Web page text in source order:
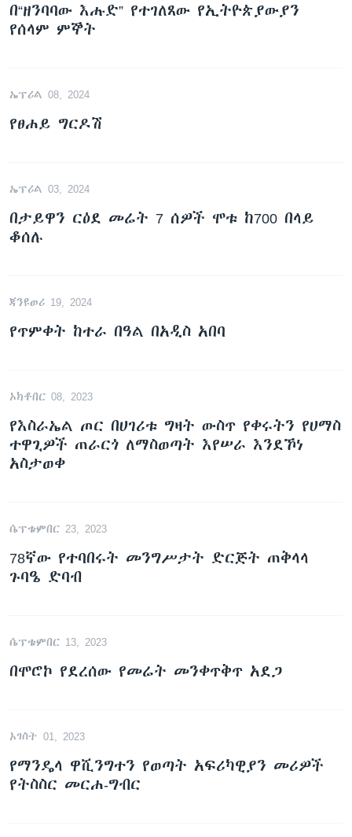
በ“ዘንባባው እሑድ” የተገለጸው የኢትዮጵያውያን
የሰላም ምኞት
ኤፕሪል 08, 2024
የፀሐይ ግርዶሽ
ኤፕሪል 03, 2024
በታይዋን ርዕደ መሬት 7 ሰዎች ሞቱ ከ700 በላይ
ቆሰሉ
ጃንዩወሪ 19, 2024
የጥምቀት ከተራ በዓል በአዲስ አበባ
ኦክቶበር 08, 2023
የእስራኤል ጦር በሀገሪቱ ግዛት ውስጥ የቀሩትን የሀማስ
ተዋጊዎች ጠራርጎ ለማስወጣት እየሠራ እንደኾነ
አስታወቀ
ሴፕቴምበር 23, 2023
78ኛው የተባበሩት መንግሥታት ድርጅት ጠቅላላ
ጉባዔ ድባብ
ሴፕቴምበር 13, 2023
በሞሮኮ የደረሰው የመሬት መንቀጥቅጥ አደጋ
ኦገስት 01, 2023
የማንዴላ ዋሺንግተን የወጣት አፍሪካዊያን መሪዎች
የትስስር መርሐ-ግብር